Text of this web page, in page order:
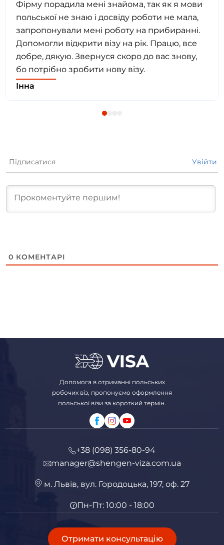
Фірму порадила мені знайома, так як я мови
польської не знаю і досвіду роботи не мала,
запропонували мені роботу на прибиранні.
Допомогли відкрити візу на рік. Працю, все
добре, дякую. Звернуся скоро до вас знову,
бо потрібно зробити нову візу.
Інна
Підписатися Увійти
0 КОМЕНТАРІ
Допомога в отриманні польських
робочих віз, пропонуємо оформлення
польської візи за короткий термін.
+38 (098) 356-80-94
manager@shengen-viza.com.ua
м. Львів, вул. Городоцька, 197, оф. 27
Пн-Пт: 10:00 - 18:00
Отримати консультацію